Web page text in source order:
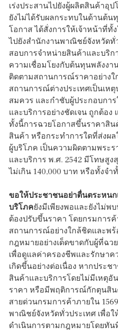
เร่งประสานไปยังผู้ผลิตสินค้า
ยังไม่ได้รับผลกระทบในด้านต้น
โอกาส ได้สั่งการให้เจ้าหน้าที่ทั้
ไปยังสำนักงานพาณิชย์จังหวัดทั่
สอบการจำหน่ายสินค้าและบริก
ความเชื่อมโยงกับต้นทุนพลังงา
ติดตามสถานการณ์ราคาอย่าง
สถานการณ์ต่างประเทศเป็นเห
สมควร และกำชับผู้ประกอบกา
และบริการอย่างชัดเจน ถูกต้อ
ทั้งนี้การฉวยโอกาสขึ้นราคาสิ
สินค้า หรือกระทำการใดที่ส่งผ
ผู้บริโภค เป็นความผิดตามพระ
และบริการ พ.ศ. 2542 มีโทษสูง
ไม่เกิน 140,000 บาท หรือทั้งจำ
ขอให้ประชาชนอย่าตื่นตระหน
บริโภคยังมีเพียงพอและยังไม่พ
ต้องปรับขึ้นราคา โดยกรมการ
สถานการณ์อย่างใกล้ชิดและพ
กฎหมายอย่างเด็ดขาดกับผู้ที่ฉว
เพื่อดูแลค่าครองชีพและรักษาค
เกิดขึ้นอย่างต่อเนื่อง หากประ
สินค้าและบริการโดยไม่มีเหตุอั
ราคา หรือมีพฤติการณ์กักตุนสิน
สายด่วนกรมการค้าภายใน
พาณิชย์จังหวัดทั่วประเทศ เพื่อใ
ดำเนินการตามกฎหมายโดยทัน